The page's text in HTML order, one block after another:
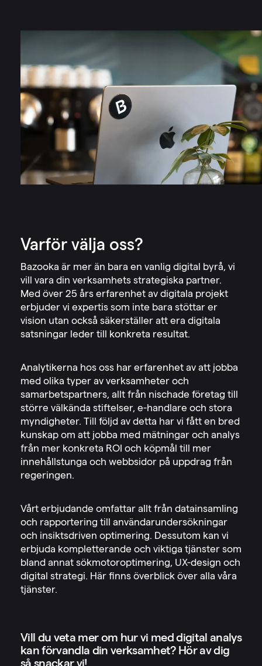
Varför välja oss?
Bazooka är mer än bara en vanlig digital byrå, vi
vill vara din verksamhets strategiska partner.
Med över 25 års erfarenhet av digitala projekt
erbjuder vi expertis som inte bara stöttar er
vision utan också säkerställer att era digitala
satsningar leder till konkreta resultat.
Analytikerna hos oss har erfarenhet av att jobba
med olika typer av verksamheter och
samarbetspartners, allt från nischade företag till
större välkända stiftelser, e-handlare och stora
myndigheter. Till följd av detta har vi fått en bred
kunskap om att jobba med mätningar och analys
från mer konkreta ROI och köpmål till mer
innehållstunga och webbsidor på uppdrag från
regeringen.
Vårt erbjudande omfattar allt från datainsamling
och rapportering till användarundersökningar
och insiktsdriven optimering. Dessutom kan vi
erbjuda kompletterande och viktiga tjänster som
bland annat sökmotoroptimering, UX-design och
digital strategi. Här finns överblick över alla våra
tjänster.
Vill du veta mer om hur vi med digital analys
kan förvandla din verksamhet? Hör av dig